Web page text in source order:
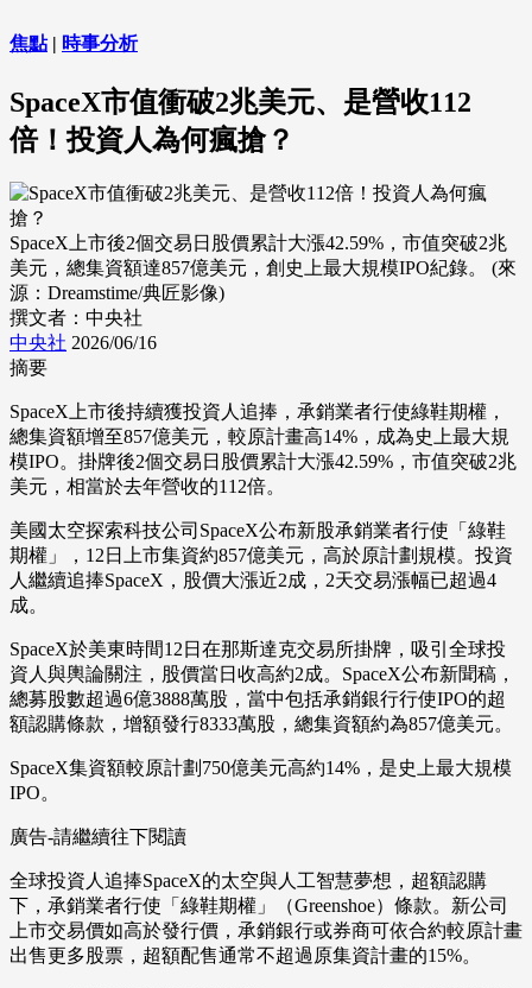
焦點| 時事分析
SpaceX市值衝破2兆美元、是營收112
倍！投資人為何瘋搶？
SpaceX上市後2個交易日股價累計大漲42.59%，市值突破2兆
美元，總集資額達857億美元，創史上最大規模IPO紀錄。 (來
源：Dreamstime/典匠影像)
撰文者：中央社
中央社 2026/06/16
摘要
SpaceX上市後持續獲投資人追捧，承銷業者行使綠鞋期權，
總集資額增至857億美元，較原計畫高14%，成為史上最大規
模IPO。掛牌後2個交易日股價累計大漲42.59%，市值突破2兆
美元，相當於去年營收的112倍。
美國太空探索科技公司SpaceX公布新股承銷業者行使「綠鞋
期權」，12日上市集資約857億美元，高於原計劃規模。投資
人繼續追捧SpaceX，股價大漲近2成，2天交易漲幅已超過4
成。
SpaceX於美東時間12日在那斯達克交易所掛牌，吸引全球投
資人與輿論關注，股價當日收高約2成。SpaceX公布新聞稿，
總募股數超過6億3888萬股，當中包括承銷銀行行使IPO的超
額認購條款，增額發行8333萬股，總集資額約為857億美元。
SpaceX集資額較原計劃750億美元高約14%，是史上最大規模
IPO。
廣告-請繼續往下閱讀
全球投資人追捧SpaceX的太空與人工智慧夢想，超額認購
下，承銷業者行使「綠鞋期權」（Greenshoe）條款。新公司
上市交易價如高於發行價，承銷銀行或券商可依合約較原計畫
出售更多股票，超額配售通常不超過原集資計畫的15%。